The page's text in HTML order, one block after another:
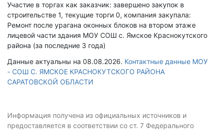
Участие в торгах как заказчик: завершено закупок в
строительстве 1, текущие торги 0, компания закупала:
Ремонт после урагана оконных блоков на втором этаже
лицевой части здания МОУ СОШ с. Ямское Краснокутского
района (за последние 3 года)
Данные актуальны на 08.08.2026. Контактные данные МОУ
- СОШ С. ЯМСКОЕ КРАСНОКУТСКОГО РАЙОНА
САРАТОВСКОЙ ОБЛАСТИ
Информация получена из официальных источников и
предоставляется в соответствии со ст. 7 Федерального